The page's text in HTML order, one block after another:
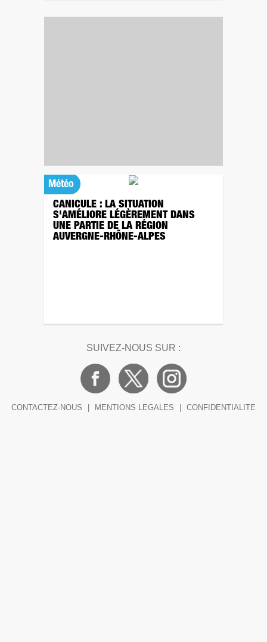
Météo
CANICULE : LA SITUATION
S'AMÉLIORE LÉGÈREMENT DANS
UNE PARTIE DE LA RÉGION
AUVERGNE-RHÔNE-ALPES
SUIVEZ-NOUS SUR :
CONTACTEZ-NOUS MENTIONS LEGALES CONFIDENTIALITE